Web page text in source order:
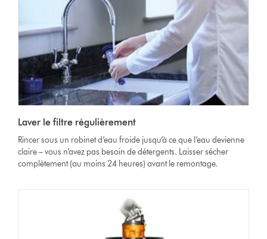
Laver le filtre régulièrement
Rincer sous un robinet d’eau froide jusqu’à ce que l’eau devienne
claire – vous n’avez pas besoin de détergents. Laisser sécher
complètement (au moins 24 heures) avant le remontage.